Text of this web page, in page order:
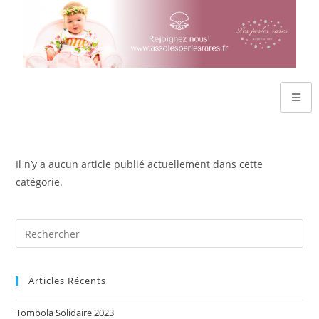
Il n’y a aucun article publié actuellement dans cette
catégorie.
Articles Récents
Tombola Solidaire 2023